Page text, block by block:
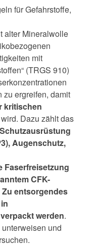
für Gefahrstoffe,
alter Mineralwolle
mit
(TRGS 910)
ergreifen, damit
kritischen
wird. Dazu zählt das
Schutzausrüstung
Augenschutz,
Faserfreisetzung
CFK-
Zu entsorgendes
werden.
und